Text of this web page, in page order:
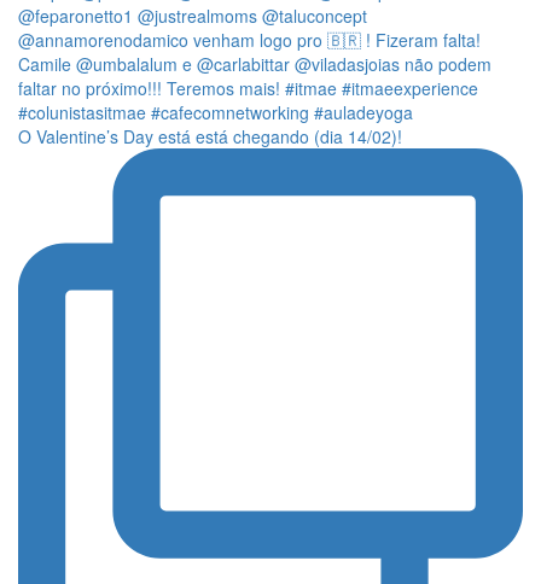
O Valentine’s Day está está chegando (dia 14/02)!